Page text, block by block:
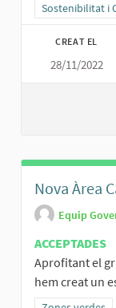
Resultats al
Sostenibilitat i
CREAT EL
28/11/2022
Nova Àrea
Equip
ACCEPTADES
Aprofitant el
hem creat un